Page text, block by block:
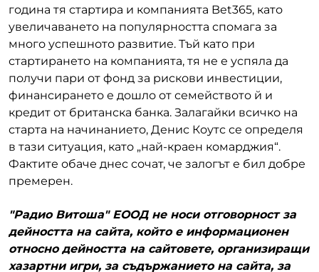
година тя стартира и компанията Bet365, като
увеличаването на популярността спомага за
много успешното развитие. Тъй като при
стартирането на компанията, тя не е успяла да
получи пари от фонд за рискови инвестиции,
финансирането е дошло от семейството й и
кредит от британска банка. Залагайки всичко на
старта на начинанието, Денис Коутс се определя
в тази ситуация, като „най-краен комарджия“.
Фактите обаче днес сочат, че залогът е бил добре
премерен.
"Радио Витоша" ЕООД не носи отговорност за
дейността на сайта, който е информационен
относно дейността на сайтовете, организиращи
хазартни игри, за съдържанието на сайта, за